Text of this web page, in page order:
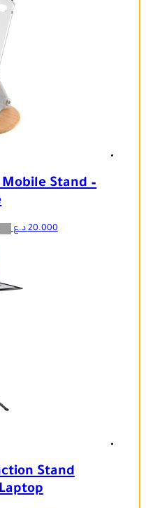
Stand –
20.000 د.ع
Stand